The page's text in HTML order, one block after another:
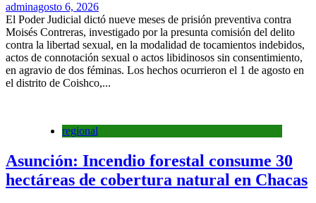
adminagosto 6, 2026
El Poder Judicial dictó nueve meses de prisión preventiva contra
Moisés Contreras, investigado por la presunta comisión del delito
contra la libertad sexual, en la modalidad de tocamientos indebidos,
actos de connotación sexual o actos libidinosos sin consentimiento,
en agravio de dos féminas. Los hechos ocurrieron el 1 de agosto en
el distrito de Coishco,...
regional
Asunción: Incendio forestal consume 30
hectáreas de cobertura natural en Chacas